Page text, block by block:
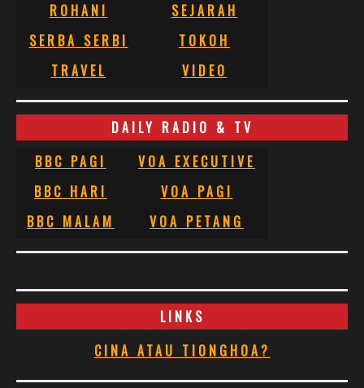
ROHANI
SEJARAH
SERBA SERBI
TOKOH
TRAVEL
VIDEO
DAILY RADIO & TV
BBC PAGI
VOA EXECUTIVE
BBC HARI
VOA PAGI
BBC MALAM
VOA PETANG
LINKS
CINA ATAU TIONGHOA?